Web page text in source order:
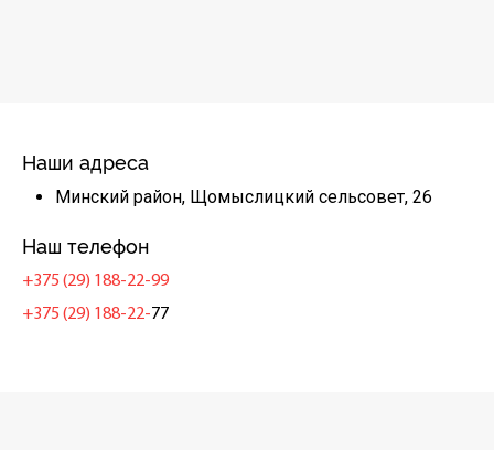
Наши адреса
Минский район, Щомыслицкий сельсовет, 26
Наш телефон
+375 (29) 188-22-99
+375 (29) 188-22-77